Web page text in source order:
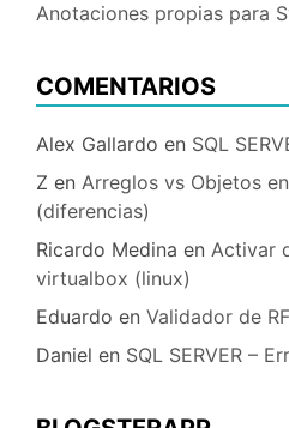
Anotaciones propias para
COMENTARIOS
Alex Gallardo en SQL
Z en Arreglos vs Objetos
(diferencias)
Ricardo Medina en Activar
virtualbox (linux)
Eduardo en Validador de
Daniel en SQL SERVER –